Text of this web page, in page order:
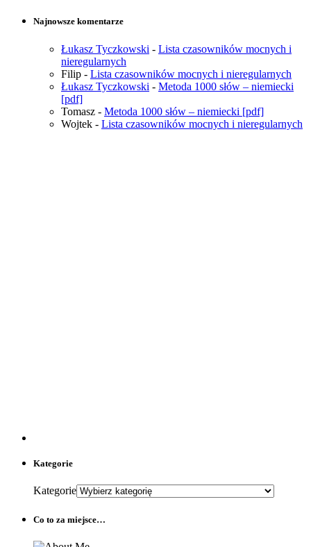
Najnowsze komentarze
Łukasz Tyczkowski - Lista czasowników mocnych i
nieregularnych
Filip - Lista czasowników mocnych i nieregularnych
Łukasz Tyczkowski - Metoda 1000 słów – niemiecki
[pdf]
Tomasz - Metoda 1000 słów – niemiecki [pdf]
Wojtek - Lista czasowników mocnych i nieregularnych
Kategorie
Kategorie
Co to za miejsce…